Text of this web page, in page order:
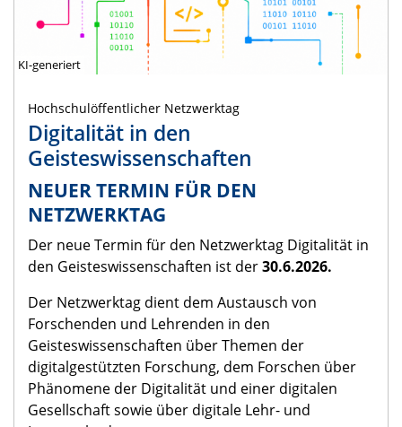
KI-generiert
Hochschulöffentlicher Netzwerktag
Digitalität in den
Geisteswissenschaften
NEUER TERMIN FÜR DEN
NETZWERKTAG
Der neue Termin für den Netzwerktag Digitalität in
den Geisteswissenschaften ist der30.6.2026.
Der Netzwerktag dient dem Austausch von
Forschenden und Lehrenden in den
Geisteswissenschaften über Themen der
digitalgestützten Forschung, dem Forschen über
Phänomene der Digitalität und einer digitalen
Gesellschaft sowie über digitale Lehr- und